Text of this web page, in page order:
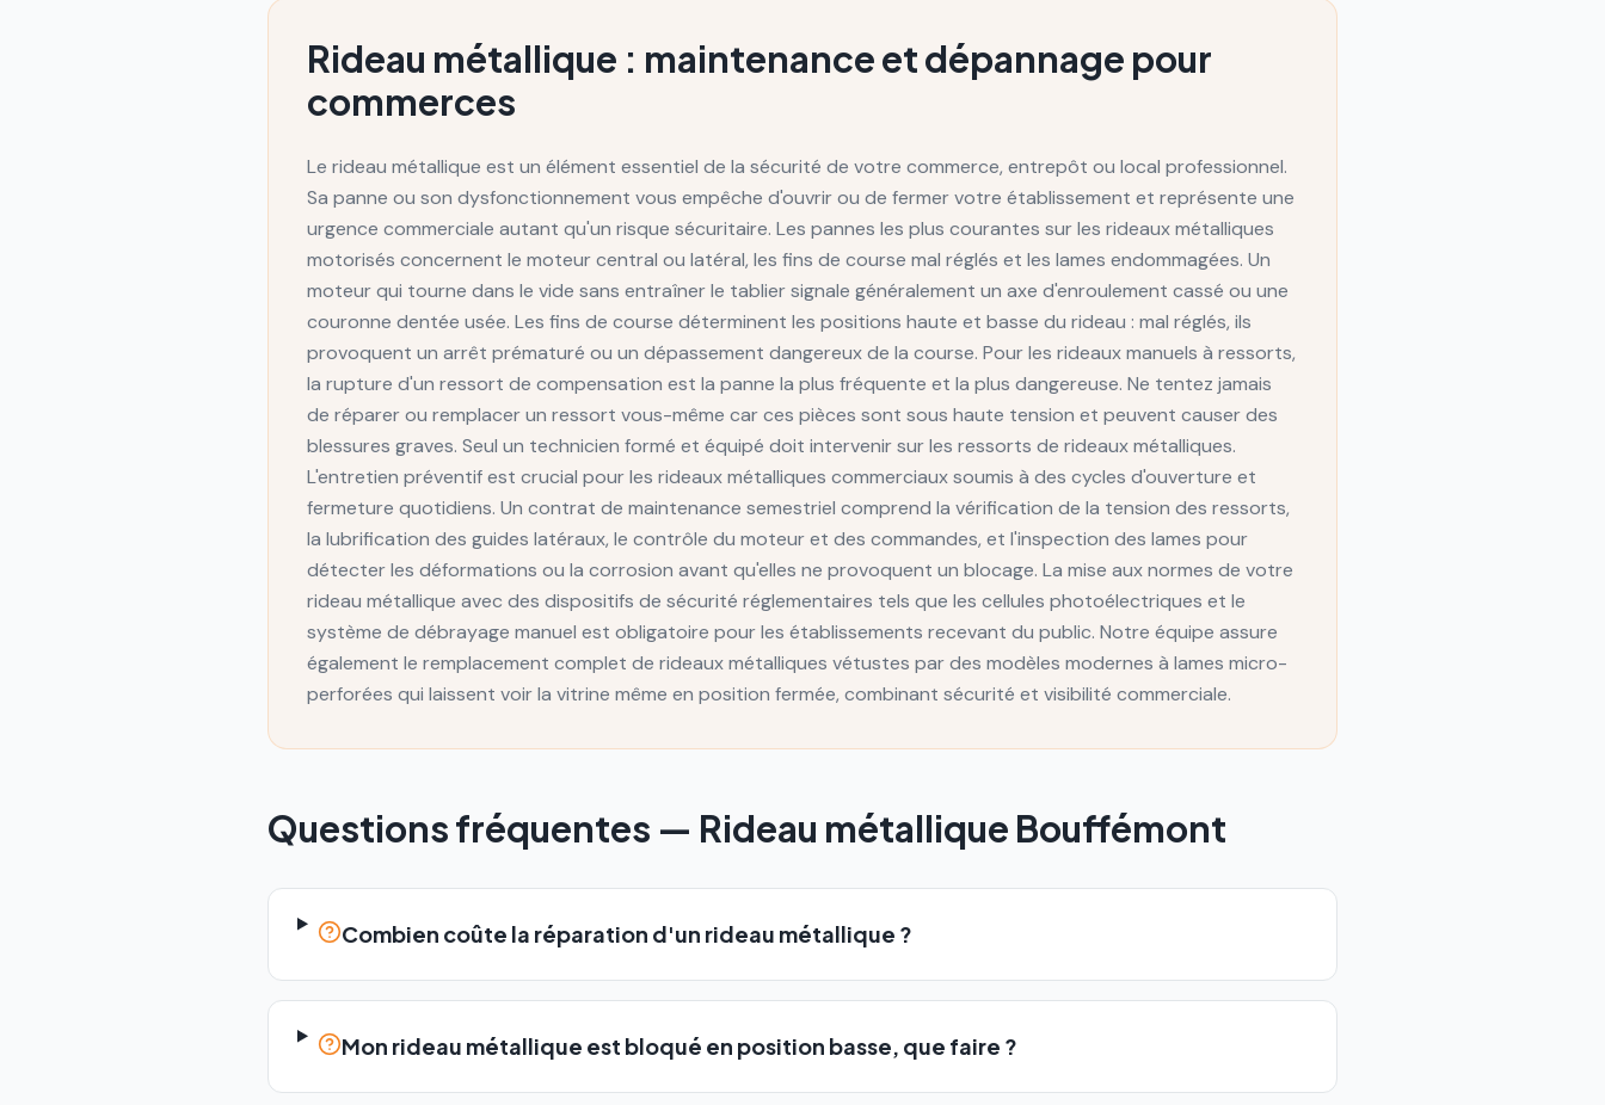
Rideau métallique : maintenance et dépannage pour
commerces
Le rideau métallique est un élément essentiel de la sécurité de votre commerce, entrepôt ou local professionnel.
Sa panne ou son dysfonctionnement vous empêche d'ouvrir ou de fermer votre établissement et représente une
urgence commerciale autant qu'un risque sécuritaire. Les pannes les plus courantes sur les rideaux métalliques
motorisés concernent le moteur central ou latéral, les fins de course mal réglés et les lames endommagées. Un
moteur qui tourne dans le vide sans entraîner le tablier signale généralement un axe d'enroulement cassé ou une
couronne dentée usée. Les fins de course déterminent les positions haute et basse du rideau : mal réglés, ils
provoquent un arrêt prématuré ou un dépassement dangereux de la course. Pour les rideaux manuels à ressorts,
la rupture d'un ressort de compensation est la panne la plus fréquente et la plus dangereuse. Ne tentez jamais
de réparer ou remplacer un ressort vous-même car ces pièces sont sous haute tension et peuvent causer des
blessures graves. Seul un technicien formé et équipé doit intervenir sur les ressorts de rideaux métalliques.
L'entretien préventif est crucial pour les rideaux métalliques commerciaux soumis à des cycles d'ouverture et
fermeture quotidiens. Un contrat de maintenance semestriel comprend la vérification de la tension des ressorts,
la lubrification des guides latéraux, le contrôle du moteur et des commandes, et l'inspection des lames pour
détecter les déformations ou la corrosion avant qu'elles ne provoquent un blocage. La mise aux normes de votre
rideau métallique avec des dispositifs de sécurité réglementaires tels que les cellules photoélectriques et le
système de débrayage manuel est obligatoire pour les établissements recevant du public. Notre équipe assure
également le remplacement complet de rideaux métalliques vétustes par des modèles modernes à lames micro-
perforées qui laissent voir la vitrine même en position fermée, combinant sécurité et visibilité commerciale.
Questions fréquentes — Rideau métallique Bouffémont
Combien coûte la réparation d'un rideau métallique ?
Mon rideau métallique est bloqué en position basse, que faire ?